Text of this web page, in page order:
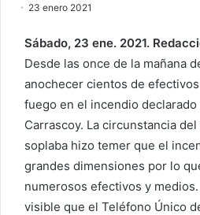
23 enero 2021
Sábado, 23 ene. 2021.
Desde las once de la mañana
anochecer cientos de
fuego en el incendio declarado
Carrascoy. La circunstancia
soplaba hizo temer que el
grandes dimensiones por lo
numerosos efectivos y
visible que el Teléfono Único